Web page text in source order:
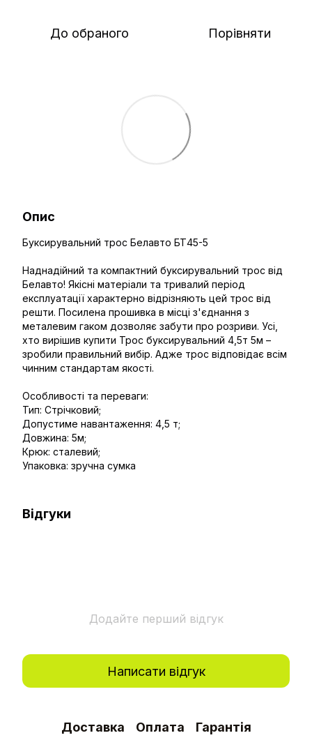
До обраного Порівняти
Опис
Буксирувальний трос Белавто БТ45-5
Наднадійний та компактний буксирувальний трос від
Белавто! Якісні матеріали та тривалий період
експлуатації характерно відрізняють цей трос від
решти. Посилена прошивка в місці з'єднання з
металевим гаком дозволяє забути про розриви. Усі,
хто вирішив купити Трос буксирувальний 4,5т 5м –
зробили правильний вибір. Адже трос відповідає всім
чинним стандартам якості.
Особливості та переваги:
Тип: Стрічковий;
Допустиме навантаження: 4,5 т;
Довжина: 5м;
Крюк: сталевий;
Упаковка: зручна сумка
Відгуки
Додайте перший відгук
Написати відгук
Доставка Оплата Гарантія